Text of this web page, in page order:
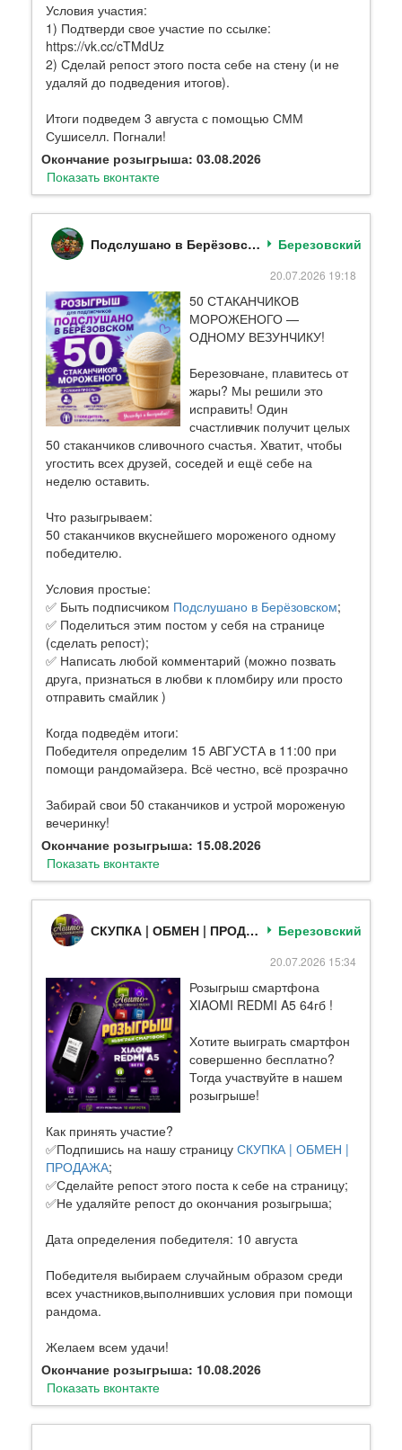
Условия участия:
1) Подтверди свое участие по ссылке:
https://vk.cc/cTMdUz
2) Сделай репост этого поста себе на стену (и не
удаляй до подведения итогов).
Итоги подведем 3 августа с помощью СММ
Сушиселл. Погнали!
Окончание розыгрыша: 03.08.2026
Показать вконтакте
Подслушано в Берёзовском | Кузбасс Березовский
20.07.2026 19:18
50 СТАКАНЧИКОВ
МОРОЖЕНОГО —
ОДНОМУ ВЕЗУНЧИКУ!
Березовчане, плавитесь от
жары? Мы решили это
исправить! Один
счастливчик получит целых
50 стаканчиков сливочного счастья. Хватит, чтобы
угостить всех друзей, соседей и ещё себе на
неделю оставить.
Что разыгрываем:
50 стаканчиков вкуснейшего мороженого одному
победителю.
Условия простые:
✅ Быть подписчиком Подслушано в Берёзовском;
✅ Поделиться этим постом у себя на странице
(сделать репост);
✅ Написать любой комментарий (можно позвать
друга, признаться в любви к пломбиру или просто
отправить смайлик )
Когда подведём итоги:
Победителя определим 15 АВГУСТА в 11:00 при
помощи рандомайзера. Всё честно, всё прозрачно
Забирай свои 50 стаканчиков и устрой мороженую
вечеринку!
Окончание розыгрыша: 15.08.2026
Показать вконтакте
СКУПКА | ОБМЕН | ПРОДАЖА (Березовский) Березовский
20.07.2026 15:34
Розыгрыш смартфона
XIAOMI REDMI A5 64гб !
Хотите выиграть смартфон
совершенно бесплатно?
Тогда участвуйте в нашем
розыгрыше!
Как принять участие?
✅Подпишись на нашу страницу СКУПКА | ОБМЕН |
ПРОДАЖА;
✅Сделайте репост этого поста к себе на страницу;
✅Не удаляйте репост до окончания розыгрыша;
Дата определения победителя: 10 августа
Победителя выбираем случайным образом среди
всех участников,выполнивших условия при помощи
рандома.
Желаем всем удачи!
Окончание розыгрыша: 10.08.2026
Показать вконтакте